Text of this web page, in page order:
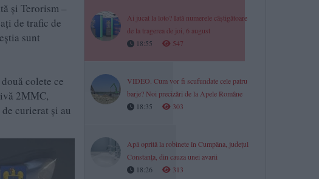
și Terorism –
de trafic de
sunt
colete ce
2MMC,
curierat și au
Ai jucat la loto? Iată numerele câștigătoare
de la tragerea de joi, 6 august
18:55
547
VIDEO. Cum vor fi scufundate cele patru
barje? Noi precizări de la Apele Române
18:35
303
Apă oprită la robinete în Cumpăna, județul
Constanța, din cauza unei avarii
18:26
313